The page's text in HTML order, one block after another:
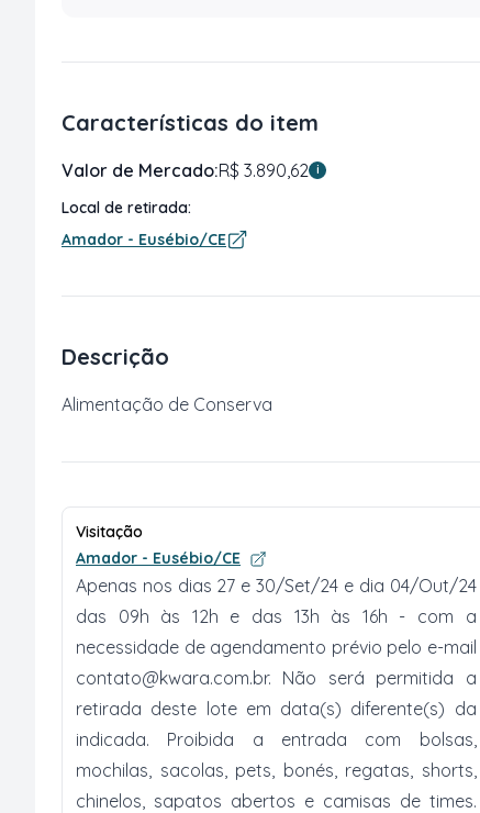
Características do item
Valor de Mercado:R$ 3.890,62 i
Local de retirada:
Amador - Eusébio/CE
Descrição
Alimentação de Conserva
Visitação
Amador - Eusébio/CE
Apenas nos dias 27 e 30/Set/24 e dia 04/Out/24
das 09h às 12h e das 13h às 16h - com a
necessidade de agendamento prévio pelo e-mail
contato@kwara.com.br. Não será permitida a
retirada deste lote em data(s) diferente(s) da
indicada. Proibida a entrada com bolsas,
mochilas, sacolas, pets, bonés, regatas, shorts,
chinelos, sapatos abertos e camisas de times.